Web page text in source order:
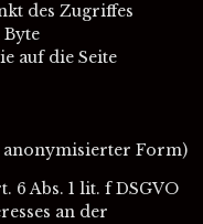
des Zugriffes
Byte
auf die Seite
anonymisierter Form)
6 Abs. 1 lit. f DSGVO
an der